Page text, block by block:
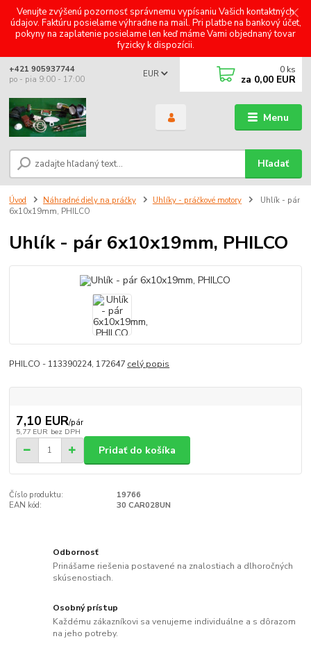
Venujte zvýšenú pozornosť správnemu vypísaniu Vašich kontaktných
údajov. Faktúru posielame výhradne na mail. Pri platbe na bankový účet,
pokyny na zaplatenie posielame len keď máme Vami objednaný tovar
fyzicky k dispozícii.
Menu
EUR
Hľadať
+421 905937744
po - pia 9:00 - 17:00
0 ks
za 0,00 EUR
Úvod Náhradné diely na práčky Uhlíky - práčkové motory
Uhlík - pár
6x10x19mm, PHILCO
Uhlík - pár 6x10x19mm, PHILCO
PHILCO - 113390224, 172647 celý popis
7,10 EUR/pár
5,77 EUR bez DPH
Pridať do košíka
Číslo produktu:
19766
EAN kód:
30 CAR028UN
Odbornosť
Prinášame riešenia postavené na znalostiach a dlhoročných
skúsenostiach.
Osobný prístup
Každému zákazníkovi sa venujeme individuálne a s dôrazom
na jeho potreby.